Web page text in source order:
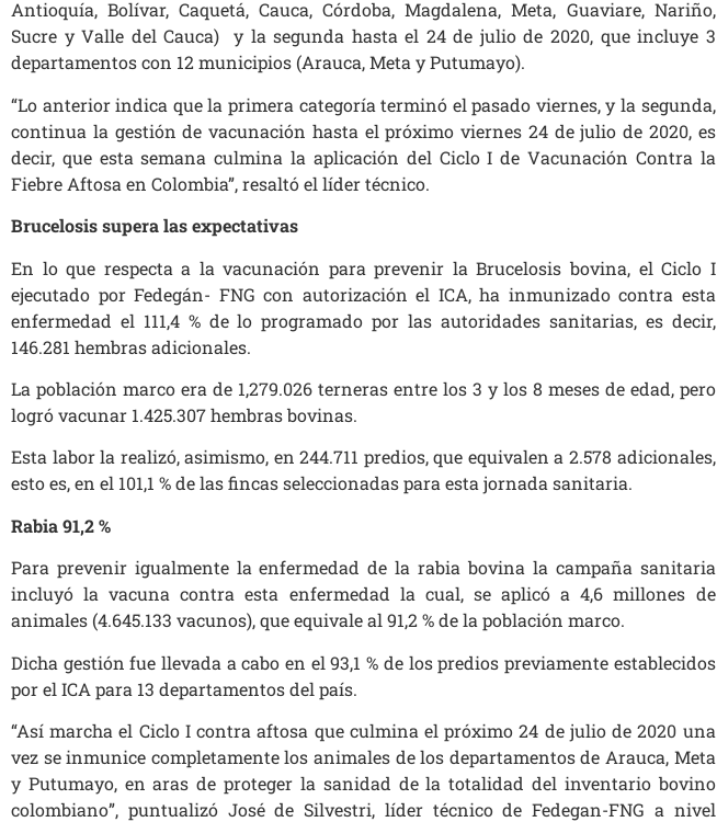
Antioquía, Bolívar, Caquetá, Cauca, Córdoba, Magdalena, Meta, Guaviare, Nariño,
Sucre y Valle del Cauca) y la segunda hasta el 24 de julio de 2020, que incluye 3
departamentos con 12 municipios (Arauca, Meta y Putumayo).
“Lo anterior indica que la primera categoría terminó el pasado viernes, y la segunda,
continua la gestión de vacunación hasta el próximo viernes 24 de julio de 2020, es
decir, que esta semana culmina la aplicación del Ciclo I de Vacunación Contra la
Fiebre Aftosa en Colombia”, resaltó el líder técnico.
Brucelosis supera las expectativas
En lo que respecta a la vacunación para prevenir la Brucelosis bovina, el Ciclo I
ejecutado por Fedegán- FNG con autorización el ICA, ha inmunizado contra esta
enfermedad el 111,4 % de lo programado por las autoridades sanitarias, es decir,
146.281 hembras adicionales.
La población marco era de 1,279.026 terneras entre los 3 y los 8 meses de edad, pero
logró vacunar 1.425.307 hembras bovinas.
Esta labor la realizó, asimismo, en 244.711 predios, que equivalen a 2.578 adicionales,
esto es, en el 101,1 % de las fincas seleccionadas para esta jornada sanitaria.
Rabia 91,2 %
Para prevenir igualmente la enfermedad de la rabia bovina la campaña sanitaria
incluyó la vacuna contra esta enfermedad la cual, se aplicó a 4,6 millones de
animales (4.645.133 vacunos), que equivale al 91,2 % de la población marco.
Dicha gestión fue llevada a cabo en el 93,1 % de los predios previamente establecidos
por el ICA para 13 departamentos del país.
“Así marcha el Ciclo I contra aftosa que culmina el próximo 24 de julio de 2020 una
vez se inmunice completamente los animales de los departamentos de Arauca, Meta
y Putumayo, en aras de proteger la sanidad de la totalidad del inventario bovino
colombiano”, puntualizó José de Silvestri, líder técnico de Fedegan-FNG a nivel